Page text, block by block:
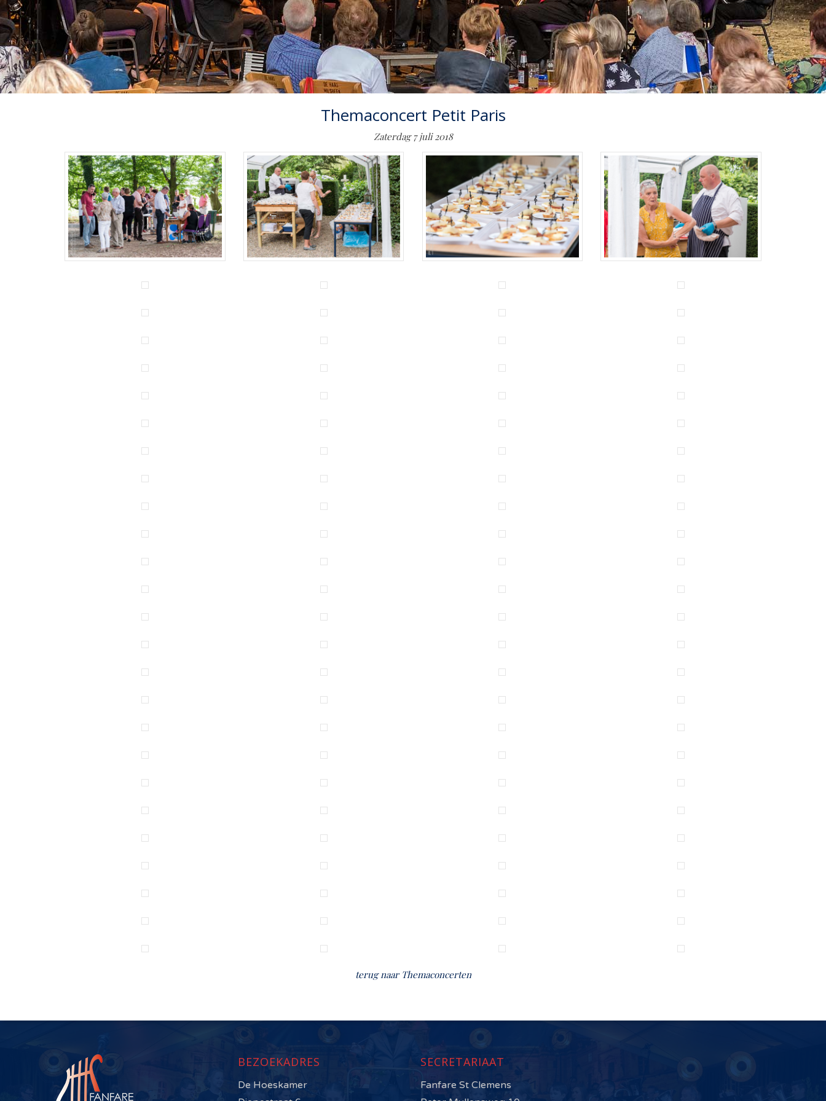
Themaconcert Petit Paris
Zaterdag 7 juli 2018
terug naar Themaconcerten
BEZOEKADRES
De Hoeskamer
SECRETARIAAT
Fanfare St Clemens